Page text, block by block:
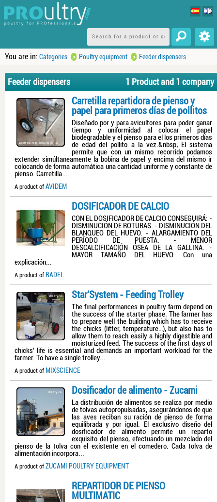
You are in: Categories > Poultry equipment > Feeder dispensers
Feeder dispensers 1 Product and 1 company
Carretilla repartidora de pienso y
papel para primeros días de pollitos
Diseñado por y para avicultores para poder ganar
tiempo y uniformidad al colocar el papel
biodegradable y el pienso para el los primeros días
de edad del pollito a la vez.&nbsp; El sistema
permite que con un mismo recorrido podamos
extender simúltaneamente la bobina de papel y encima del mismo ir
colocando de forma automática una cantidad uniforme y constante de
pienso. Carretilla...
A product of AVIDEM
DOSIFICADOR DE CALCIO
CON EL DOSIFICADOR DE CALCIO CONSEGUIRÁ: -
DISMINUCIÓN DE ROTURAS. - DISMINUCIÓN DEL
BLANQUEO DEL HUEVO. - ALARGAMIENTO DEL
PERÍODO DE PUESTA. - MENOR
DESCALCIFICACIÓN ÓSEA DE LA GALLINA. -
MAYOR TAMAÑO DEL HUEVO. Con una
explicación...
A product of RADEL
Star'System - Feeding Trolley
The final performances in poultry farm depend on
the success of the starter phase. The farmer has
to prepare well the building which has to receive
the chicks (litter, temperature…), but also has to
allow them to reach easily a highly digestible and
moisturized feed. The success of the first days of
chicks' life is essential and demands an important workload for the
farmer. To have a single trolley...
A product of MIXSCIENCE
Dosificador de alimento - Zucami
La distribución de alimentos se realiza por medio
de tolvas autopropulsadas, asegurándonos de que
las aves reciban su ración de pienso de forma
equilibrada y por igual. El exclusivo diseño del
dosificador de alimento permite un reparto
exquisito del pienso, efectuando un mezclado del
pienso de la tolva con el existente en el comedero. Cada tolva de
alimentación incorpora...
A product of ZUCAMI POULTRY EQUIPMENT
REPARTIDOR DE PIENSO
MULTIMATIC